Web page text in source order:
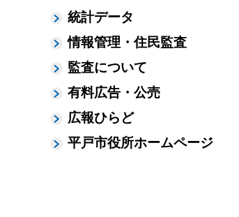
統計データ
情報管理・住民監査
監査について
有料広告・公売
広報ひらど
平戸市役所ホームページ